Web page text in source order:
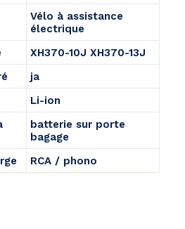
Vélo à assistance
électrique
XH370-10J XH370-13J
ja
Li-ion
batterie sur porte
bagage
RCA / phono